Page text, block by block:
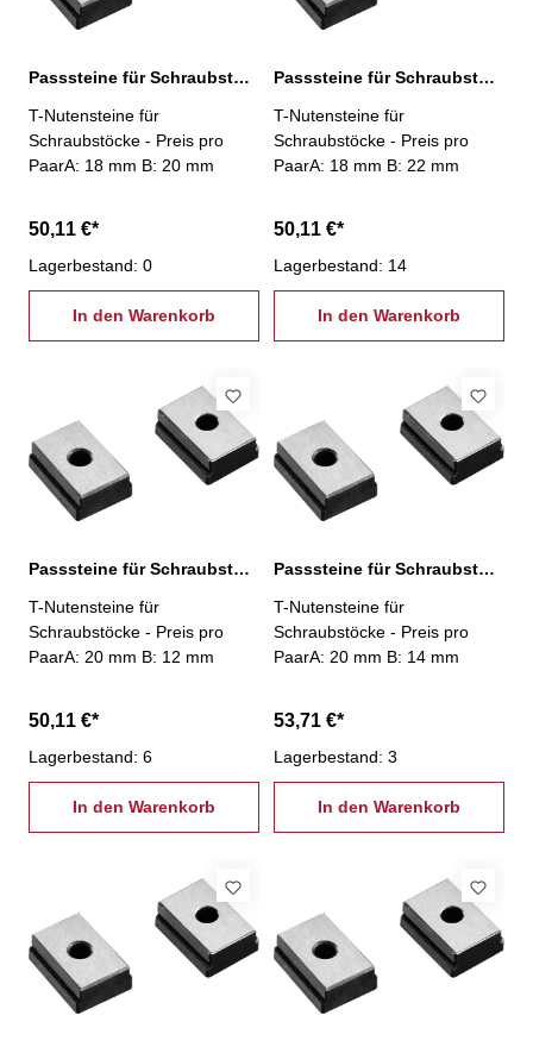
Passsteine für Schraubstöcke, 18/20 mm
T-Nutensteine für
Schraubstöcke - Preis pro
PaarA: 18 mm B: 20 mm
50,11 €*
Lagerbestand: 0
In den Warenkorb
Passsteine für Schraubstöcke, 18/22 mm
T-Nutensteine für
Schraubstöcke - Preis pro
PaarA: 18 mm B: 22 mm
50,11 €*
Lagerbestand: 14
In den Warenkorb
Passsteine für Schraubstöcke, 20/12 mm
T-Nutensteine für
Schraubstöcke - Preis pro
PaarA: 20 mm B: 12 mm
50,11 €*
Lagerbestand: 6
In den Warenkorb
Passsteine für Schraubstöcke, 20/14 mm
T-Nutensteine für
Schraubstöcke - Preis pro
PaarA: 20 mm B: 14 mm
53,71 €*
Lagerbestand: 3
In den Warenkorb